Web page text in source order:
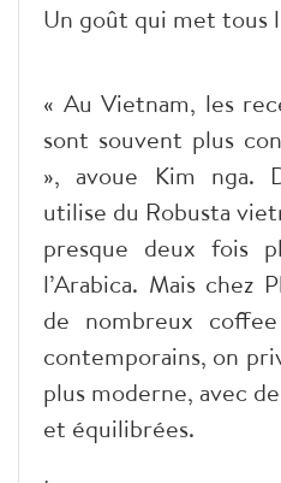
Un goût qui met tous
« Au Vietnam, les
sont souvent plus
», avoue Kim nga.
utilise du Robusta
presque deux fois
l’Arabica. Mais chez
de nombreux
contemporains, on
plus moderne, avec
et équilibrées.